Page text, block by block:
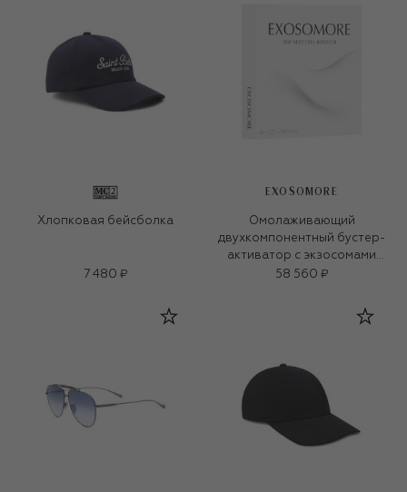
Хлопковая бейсболка
7 480 ₽
EXOSOMORE
Омолаживающий
двухкомпонентный бустер-
активатор с экзосомами
(4x0.003g+4x9,5ml)
58 560 ₽